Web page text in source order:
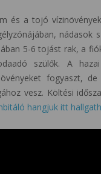
és a tojó
nádasok
5-6 tojást rak, a
szülők. A
fogyaszt,
vesz. Költési
hangjuk itt